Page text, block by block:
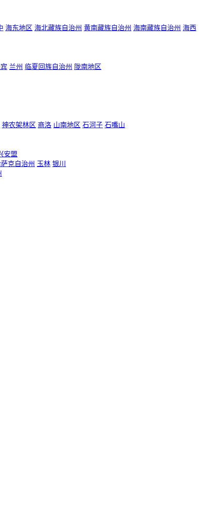
海东地区 海北藏族自治州 黄南藏族自治州 海南藏族自治州 海西
兰州 临夏回族自治州 陇南地区
神农架林区 商洛 山南地区 石河子 石嘴山
安盟
克自治州 玉林 银川